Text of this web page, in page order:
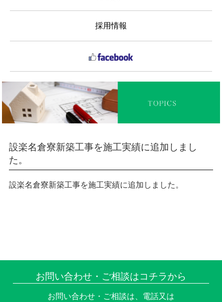
採用情報
設楽名倉寮新築工事を施工実績に追加しまし
た。
設楽名倉寮新築工事を施工実績に追加しました。
お問い合わせ・ご相談はコチラから
お問い合わせ・ご相談は、電話又は